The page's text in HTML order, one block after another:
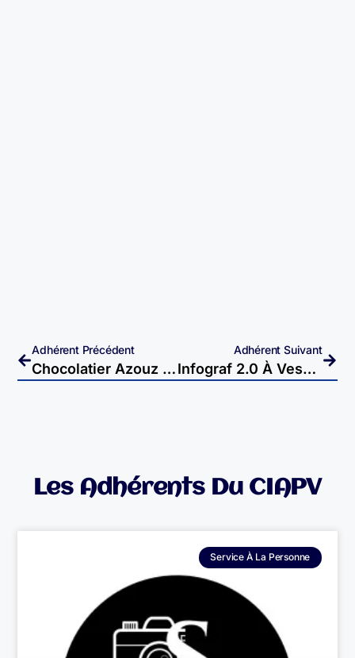
Adhérent Précédent
Chocolatier Azouz À Vesoul
Adhérent Suivant
Infograf 2.0 À Vesoul
Les Adhérents Du CIAPV
Service À La Personne